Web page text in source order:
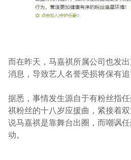
而在昨天，马嘉祺所属公司也发
消息，导致艺人名誉受损将保有追
据悉，事情发生源自于有粉丝指
祺粉丝的十八岁应援曲，紧接着
说马嘉祺是靠舞台出圈，而嘲讽
动。